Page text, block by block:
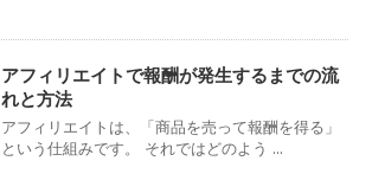
アフィリエイトで報酬が発生するまでの流
れと方法
アフィリエイトは、「商品を売って報酬を得る」
という仕組みです。 それではどのよう ...